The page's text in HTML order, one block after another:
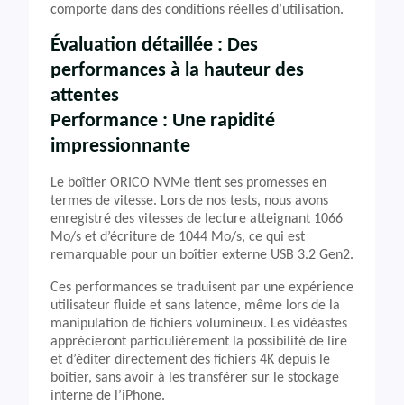
comporte dans des conditions réelles d’utilisation.
Évaluation détaillée : Des
performances à la hauteur des
attentes
Performance : Une rapidité
impressionnante
Le boîtier ORICO NVMe tient ses promesses en
termes de vitesse. Lors de nos tests, nous avons
enregistré des vitesses de lecture atteignant 1066
Mo/s et d’écriture de 1044 Mo/s, ce qui est
remarquable pour un boîtier externe USB 3.2 Gen2.
Ces performances se traduisent par une expérience
utilisateur fluide et sans latence, même lors de la
manipulation de fichiers volumineux. Les vidéastes
apprécieront particulièrement la possibilité de lire
et d’éditer directement des fichiers 4K depuis le
boîtier, sans avoir à les transférer sur le stockage
interne de l’iPhone.